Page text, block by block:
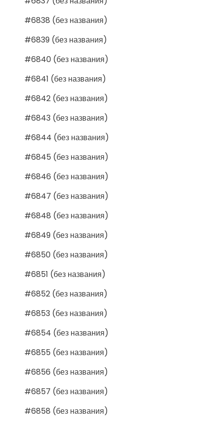
#6838 (без названия)
#6839 (без названия)
#6840 (без названия)
#6841 (без названия)
#6842 (без названия)
#6843 (без названия)
#6844 (без названия)
#6845 (без названия)
#6846 (без названия)
#6847 (без названия)
#6848 (без названия)
#6849 (без названия)
#6850 (без названия)
#6851 (без названия)
#6852 (без названия)
#6853 (без названия)
#6854 (без названия)
#6855 (без названия)
#6856 (без названия)
#6857 (без названия)
#6858 (без названия)